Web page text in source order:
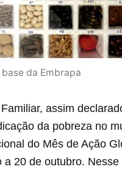
da Embrapa
assim
da pobreza no
do Mês de Ação
20 de outubro.